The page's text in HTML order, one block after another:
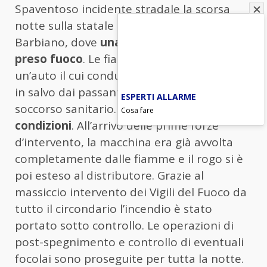
Spaventoso incidente stradale la scorsa
notte sulla statale del Brennero a
Barbiano, dove una pompa di benzina ha
preso fuoco. Le fiamme provenivano da
un’auto il cui conducente è stato a portato
in salvo dai passanti e preso in cura dal
soccorso sanitario. Ora versa in
condizioni. All’arrivo delle prime forze
d’intervento, la macchina era già avvolta
completamente dalle fiamme e il rogo si è
poi esteso al distributore. Grazie al
massiccio intervento dei Vigili del Fuoco da
tutto il circondario l’incendio è stato
portato sotto controllo. Le operazioni di
post-spegnimento e controllo di eventuali
focolai sono proseguite per tutta la notte.
ESPERTI ALLARME
Cosa fare